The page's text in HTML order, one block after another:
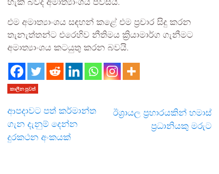
හැකි බවද අමාත්‍යාංශය පවසයි.
එම අමාත්‍යාංශය සඳහන් කළේ එම ප්‍රචාර සිදු කරන
තැනැත්තන්ට එරෙහිව නීතිමය ක්‍රියාමාර්ග ගැනීමට
අමාත්‍යාංශය කටයුතු කරන බවයි.
කාලීන පුවත්
ආපදාවට පත් කර්මාන්ත
ගැන දැනුම් දෙන්න
දුරකථන අංකයක්
ඊශ්‍රායල ප්‍රහාරයකින් හමාස්
ප්‍රධානියකු මරුට